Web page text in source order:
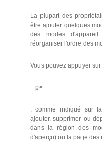
La plupart des
être ajouter quelques
des modes
réorganiser l'ordre des
Vous pouvez appuyer sur
+ p>
, comme indiqué sur
ajouter, supprimer ou
dans la région des
d'aperçu) ou la page des